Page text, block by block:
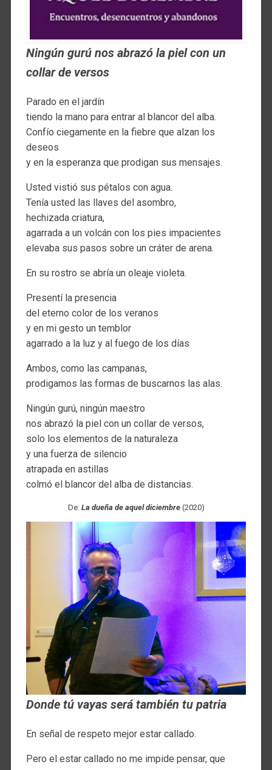
Ningún gurú nos abrazó la piel con un
collar de versos
Parado en el jardín
tiendo la mano para entrar al blancor del alba.
Confío ciegamente en la fiebre que alzan los
deseos
y en la esperanza que prodigan sus mensajes.
Usted vistió sus pétalos con agua.
Tenía usted las llaves del asombro,
hechizada criatura,
agarrada a un volcán con los pies impacientes
elevaba sus pasos sobre un cráter de arena.
En su rostro se abría un oleaje violeta.
Presentí la presencia
del eterno color de los veranos
y en mi gesto un temblor
agarrado a la luz y al fuego de los días
Ambos, como las campanas,
prodigamos las formas de buscarnos las alas.
Ningún gurú, ningún maestro
nos abrazó la piel con un collar de versos,
solo los elementos de la naturaleza
y una fuerza de silencio
atrapada en astillas
colmó el blancor del alba de distancias.
De: La dueña de aquel diciembre(2020)
Donde tú vayas será también tu patria
En señal de respeto mejor estar callado.
Pero el estar callado no me impide pensar, que